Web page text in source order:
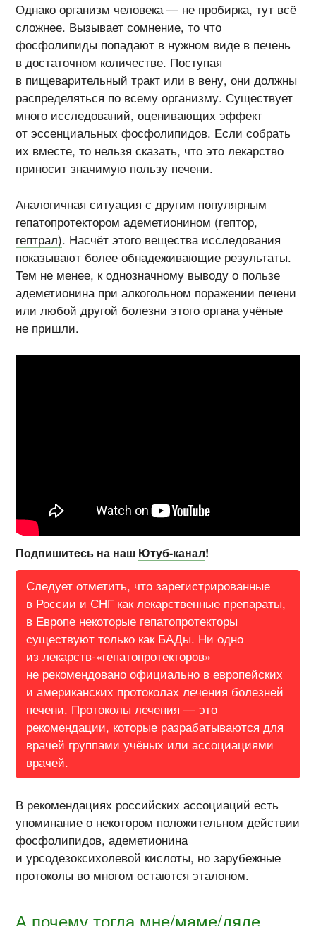
Однако организм человека — не пробирка, тут всё
сложнее. Вызывает сомнение, то что
фосфолипиды попадают в нужном виде в печень
в достаточном количестве. Поступая
в пищеварительный тракт или в вену, они должны
распределяться по всему организму. Существует
много исследований, оценивающих эффект
от эссенциальных фосфолипидов. Если собрать
их вместе, то нельзя сказать, что это лекарство
приносит значимую пользу печени.
Аналогичная ситуация с другим популярным
гепатопротекторомадеметионином (гептор,
гептрал). Насчёт этого вещества исследования
показывают более обнадеживающие результаты.
Тем не менее, к однозначному выводу о пользе
адеметионина при алкогольном поражении печени
или любой другой болезни этого органа учёные
не пришли.
Подпишитесь на наш Ютуб-канал!
Следует отметить, что зарегистрированные
в России и СНГ как лекарственные препараты,
в Европе некоторые гепатопротекторы
существуют только как БАДы. Ни одно
из лекарств-«гепатопротекторов»
не рекомендовано официально в европейских
и американских протоколах лечения болезней
печени. Протоколы лечения — это
рекомендации, которые разрабатываются для
врачей группами учёных или ассоциациями
врачей.
В рекомендациях российских ассоциаций есть
упоминание о некотором положительном действии
фосфолипидов, адеметионина
и урсодезоксихолевой кислоты, но зарубежные
протоколы во многом остаются эталоном.
А почему тогда мне/маме/дяде